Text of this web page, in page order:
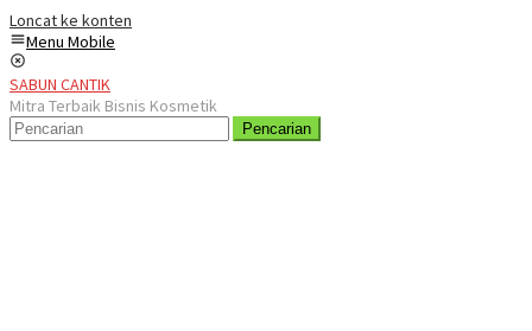
Loncat ke konten
Menu Mobile
SABUN CANTIK
Mitra Terbaik Bisnis Kosmetik
Pencarian